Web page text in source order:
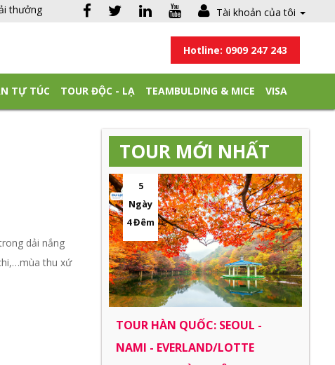
thưởng Tài khoản của tôi
Hotline: 0909 247 243
TỰ TÚC TOUR ĐỘC - LẠ TEAMBULDING & MICE VISA
dải nắng
thu xứ
TOUR MỚI NHẤT
5
Ngày
4 Đêm
TOUR HÀN QUỐC: SEOUL -
NAMI - EVERLAND/LOTTE